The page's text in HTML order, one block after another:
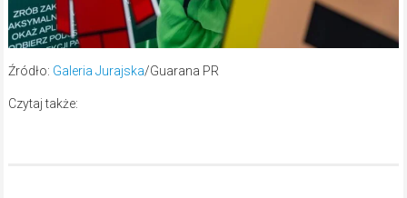
Źródło: Galeria Jurajska/Guarana PR
Czytaj także: